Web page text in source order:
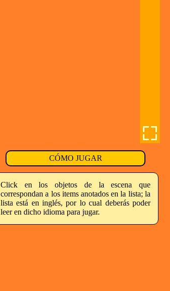
CÓMO JUGAR
Click en los objetos de la escena que
correspondan a los items anotados en la lista; la
lista está en inglés, por lo cual deberás poder
leer en dicho idioma para jugar.